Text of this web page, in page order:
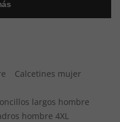
Calcetines mujer
largos hombre
hombre 4XL